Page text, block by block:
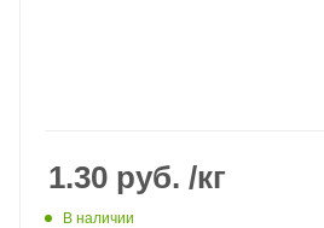
1.30 руб. /кг
В наличии